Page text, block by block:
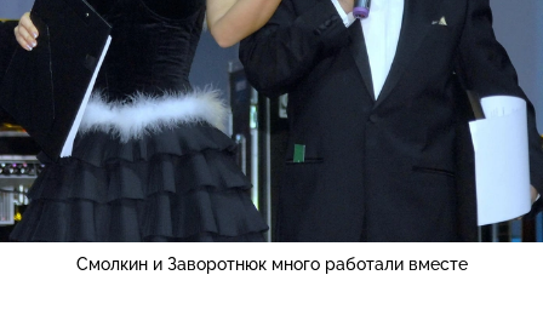
Смолкин и Заворотнюк много работали вместе